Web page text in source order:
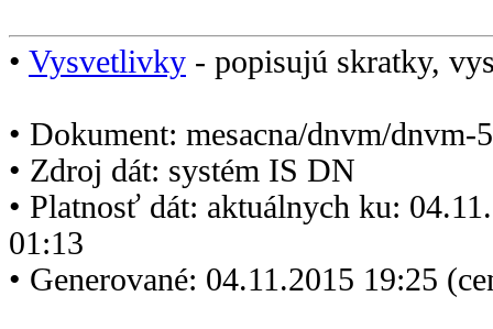
• Vysvetlivky - popisujú skratky,
• Dokument: mesacna/dnvm/dnvm-
• Zdroj dát: systém IS DN
• Platnosť dát: aktuálnych ku:
01:13
• Generované: 04.11.2015 19:25